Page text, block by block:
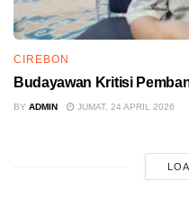
CIREBON
Budayawan Kritisi
BY ADMIN JUMAT, 24 APRIL 2026